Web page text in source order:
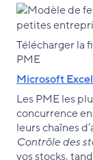
Télécharger la
PME
Microsoft Excel
Les PME les
concurrence
leurs chaînes
Contrôle des
vos stocks,